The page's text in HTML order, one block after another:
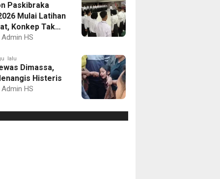
Paskibraka
Mulai Latihan
Konkep Tak
Admin HS
lalu
Dimassa,
Histeris
Admin HS